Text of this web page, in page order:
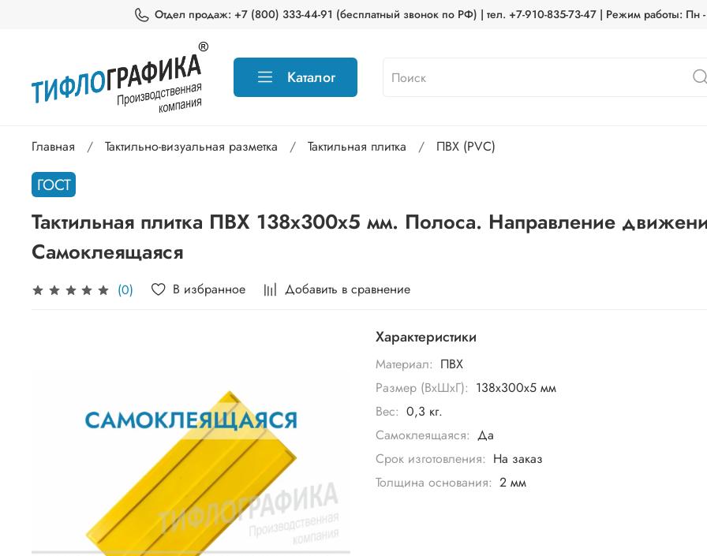
Отдел продаж: +7 (800) 333-44-91 (бесплатный звонок по РФ) | тел. +7-910-835-73-47 | Режим работы:
Каталог
Главная Тактильно-визуальная разметка Тактильная плитка ПВХ (PVC)
ГОСТ
Тактильная плитка ПВХ 138х300х5 мм. Полоса. Направление
Самоклеящаяся
(0) В избранное Добавить в сравнение
Характеристики
Материал: ПВХ
Размер (ВхШхГ): 138х300х5 мм
Вес: 0,3 кг.
Самоклеящаяся: Да
Срок изготовления: На заказ
Толщина основания: 2 мм